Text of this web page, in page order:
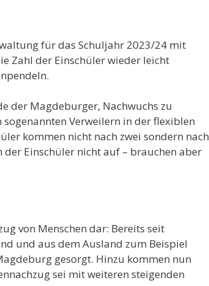
für das Schuljahr 2023/24 mit
Zahl der Einschüler wieder leicht
der Magdeburger, Nachwuchs zu
Verweilern in der flexiblen
kommen nicht nach zwei sondern nach
der Einschüler nicht auf – brauchen aber
von Menschen dar: Bereits seit
und aus dem Ausland zum Beispiel
gesorgt. Hinzu kommen nun
sei mit weiteren steigenden